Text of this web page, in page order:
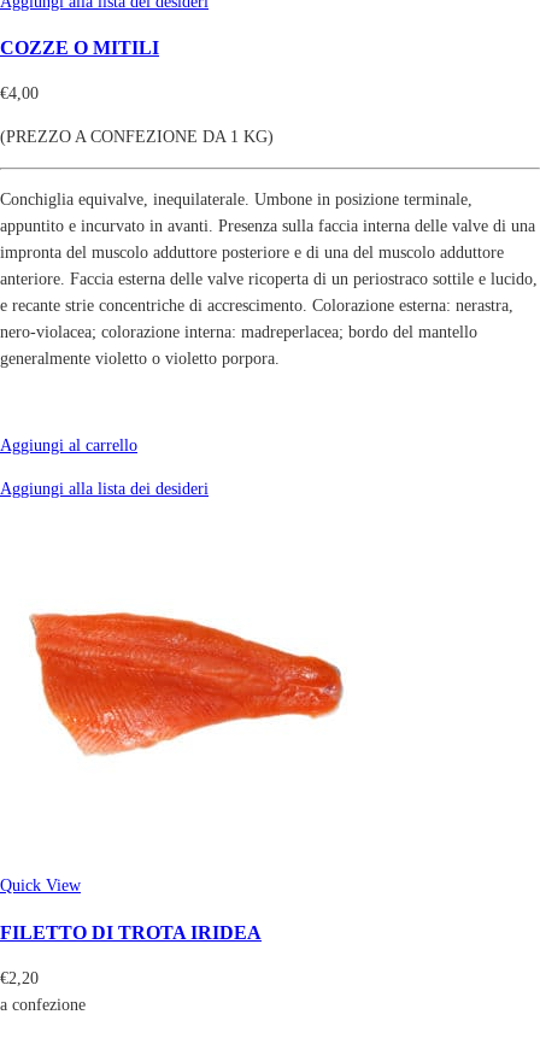
COZZE O MITILI
€4,00
(PREZZO A CONFEZIONE DA 1 KG)
Conchiglia equivalve, inequilaterale. Umbone in posizione terminale,
appuntito e incurvato in avanti. Presenza sulla faccia interna delle valve di una
impronta del muscolo adduttore posteriore e di una del muscolo adduttore
anteriore. Faccia esterna delle valve ricoperta di un periostraco sottile e lucido,
e recante strie concentriche di accrescimento. Colorazione esterna: nerastra,
nero-violacea; colorazione interna: madreperlacea; bordo del mantello
generalmente violetto o violetto porpora.
Aggiungi al carrello
Aggiungi alla lista dei desideri
Quick View
FILETTO DI TROTA IRIDEA
€2,20
a confezione